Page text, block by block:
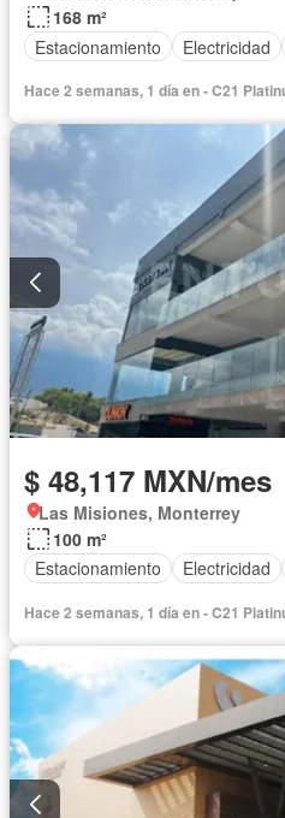
168 m²
Estacionamiento
Electricidad
Hace 2 semanas, 1 día en - C21
$ 48,117 MXN/mes
Las Misiones, Monterrey
100 m²
Estacionamiento
Electricidad
Hace 2 semanas, 1 día en - C21